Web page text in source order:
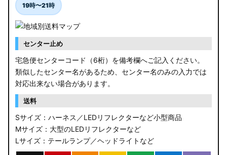
19時〜21時
センター止め
宅急便センターコード（6桁）を備考欄へご記入ください。
類似したセンター名があるため、センター名のみの入力では
対応出来ない場合があります。
送料
Sサイズ：ハーネス／LEDリフレクターなど小型商品
Mサイズ：大型のLEDリフレクターなど
Lサイズ：テールランプ／ヘッドライトなど